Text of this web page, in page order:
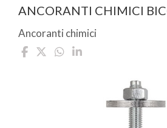
ANCORANTI CHIMICI
Ancoranti chimici